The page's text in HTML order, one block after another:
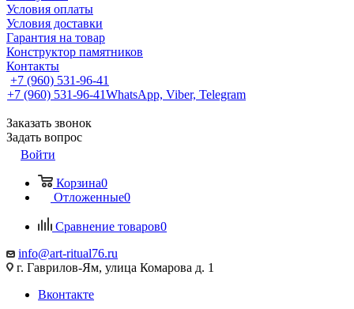
Условия оплаты
Условия доставки
Гарантия на товар
Конструктор памятников
Контакты
+7 (960) 531-96-41
+7 (960) 531-96-41WhatsApp, Viber, Telegram
Заказать звонок
Задать вопрос
Войти
Корзина0
Отложенные0
Сравнение товаров0
info@art-ritual76.ru
г. Гаврилов-Ям, улица Комарова д. 1
Вконтакте